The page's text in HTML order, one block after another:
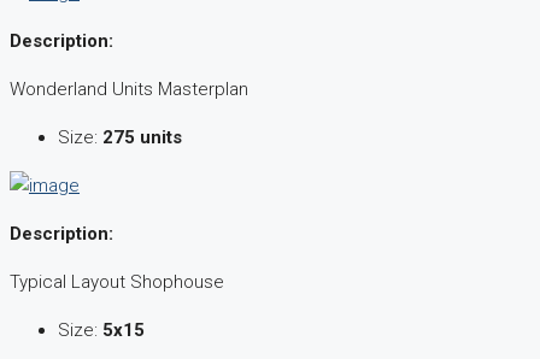
Description:
Wonderland Units Masterplan
Size: 275 units
Description:
Typical Layout Shophouse
Size: 5x15